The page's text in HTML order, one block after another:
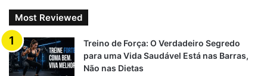
Most Reviewed
Treino de Força: O Verdadeiro Segredo
para uma Vida Saudável Está nas Barras,
Não nas Dietas